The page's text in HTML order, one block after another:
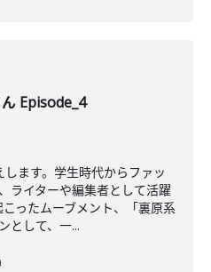
Episode_4
ます。学生時代からファッ
ライターや編集者として活躍
ったムーブメント、「裏原系
として、一...